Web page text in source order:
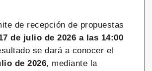
de recepción de propuestas
de julio de 2026 a las 14:00
se dará a conocer el
de 2026, mediante la